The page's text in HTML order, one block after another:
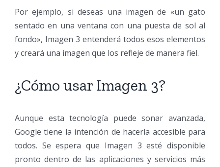
Por ejemplo, si deseas una imagen de «un gato
sentado en una ventana con una puesta de sol al
fondo», Imagen 3 entenderá todos esos elementos
y creará una imagen que los refleje de manera fiel.
¿Cómo usar Imagen 3?
Aunque esta tecnología puede sonar avanzada,
Google tiene la intención de hacerla accesible para
todos. Se espera que Imagen 3 esté disponible
pronto dentro de las aplicaciones y servicios más